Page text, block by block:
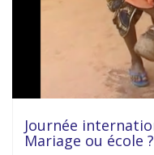
Journée
Mariage ou école ?